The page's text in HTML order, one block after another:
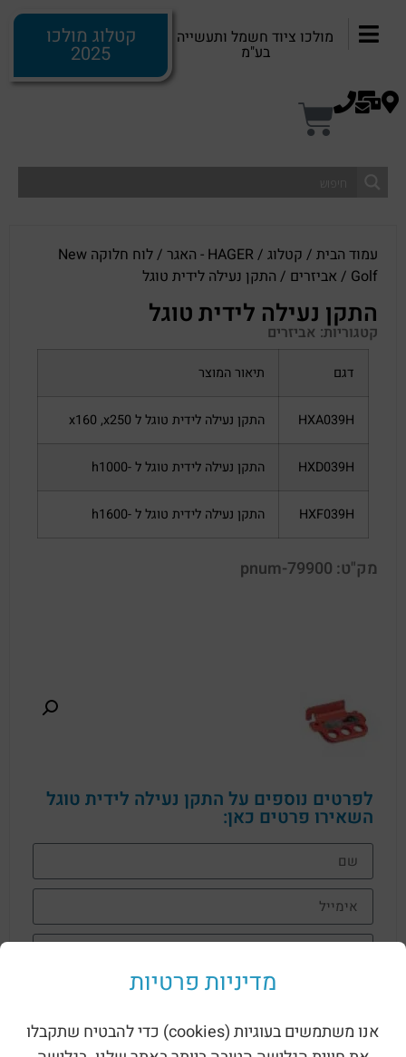
מדיניות פרטיות
אנו משתמשים בעוגיות (cookies) כדי להבטיח שתקבלו
מולכו ציוד חשמל ותעשייה
בע"מ
קטלוג מולכו
2025
עמוד הבית / קטלוג /HAGER - האגר /
לוח חלוקה New
Golf
/ אביזרים / התקן נעילה לידית טוגל
התקן נעילה לידית טוגל
קטגוריות: אביזרים
דגם תיאור המוצר
HXA039H התקן נעילה לידית טוגל ל x160 ,x250
HXD039H התקן נעילה לידית טוגל ל -h1000
HXF039H התקן נעילה לידית טוגל ל -h1600
מק"ט: pnum-79900
לפרטים נוספים על התקן נעילה לידית טוגל
השאירו פרטים כאן:
שליחה